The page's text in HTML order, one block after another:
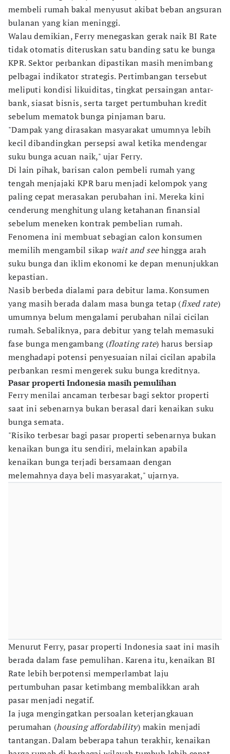
membeli rumah bakal menyusut akibat beban angsuran
bulanan yang kian meninggi.
Walau demikian, Ferry menegaskan gerak naik BI Rate
tidak otomatis diteruskan satu banding satu ke bunga
KPR. Sektor perbankan dipastikan masih menimbang
pelbagai indikator strategis. Pertimbangan tersebut
meliputi kondisi likuiditas, tingkat persaingan antar-
bank, siasat bisnis, serta target pertumbuhan kredit
sebelum mematok bunga pinjaman baru.
"Dampak yang dirasakan masyarakat umumnya lebih
kecil dibandingkan persepsi awal ketika mendengar
suku bunga acuan naik," ujar Ferry.
Di lain pihak, barisan calon pembeli rumah yang
tengah menjajaki KPR baru menjadi kelompok yang
paling cepat merasakan perubahan ini. Mereka kini
cenderung menghitung ulang ketahanan finansial
sebelum meneken kontrak pembelian rumah.
Fenomena ini membuat sebagian calon konsumen
memilih mengambil sikap wait and seehingga arah
suku bunga dan iklim ekonomi ke depan menunjukkan
kepastian.
Nasib berbeda dialami para debitur lama. Konsumen
yang masih berada dalam masa bunga tetap (fixed rate)
umumnya belum mengalami perubahan nilai cicilan
rumah. Sebaliknya, para debitur yang telah memasuki
fase bunga mengambang (floating rate) harus bersiap
menghadapi potensi penyesuaian nilai cicilan apabila
perbankan resmi mengerek suku bunga kreditnya.
Pasar properti Indonesia masih pemulihan
Ferry menilai ancaman terbesar bagi sektor properti
saat ini sebenarnya bukan berasal dari kenaikan suku
bunga semata.
"Risiko terbesar bagi pasar properti sebenarnya bukan
kenaikan bunga itu sendiri, melainkan apabila
kenaikan bunga terjadi bersamaan dengan
melemahnya daya beli masyarakat," ujarnya.
Menurut Ferry, pasar properti Indonesia saat ini masih
berada dalam fase pemulihan. Karena itu, kenaikan BI
Rate lebih berpotensi memperlambat laju
pertumbuhan pasar ketimbang membalikkan arah
pasar menjadi negatif.
Ia juga mengingatkan persoalan keterjangkauan
perumahan (housing affordability) makin menjadi
tantangan. Dalam beberapa tahun terakhir, kenaikan